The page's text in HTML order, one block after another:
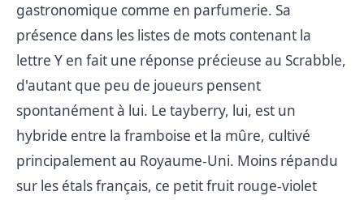
gastronomique comme en parfumerie. Sa
présence dans les listes de mots contenant la
lettre Y en fait une réponse précieuse au Scrabble,
d'autant que peu de joueurs pensent
spontanément à lui. Le tayberry, lui, est un
hybride entre la framboise et la mûre, cultivé
principalement au Royaume-Uni. Moins répandu
sur les étals français, ce petit fruit rouge-violet